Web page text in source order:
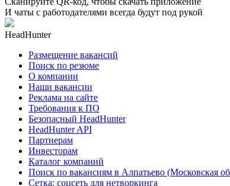
И чаты с работодателями всегда будут под рукой
HeadHunter
Размещение вакансий
Поиск по резюме
О компании
Наши вакансии
Реклама на сайте
Требования к ПО
Безопасный HeadHunter
HeadHunter API
Партнерам
Инвесторам
Каталог компаний
Поиск по вакансиям в Алпатьево (Московская
Сетка: соцсеть для нетворкинга